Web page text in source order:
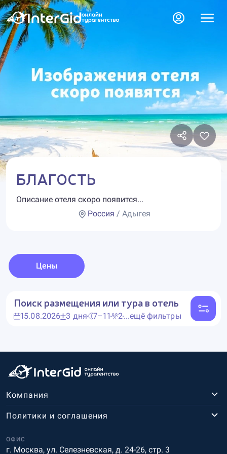
БЛАГОСТЬ
Описание отеля скоро появится...
Россия / Адыгея
Цены
Поиск размещения или тура в отель
15.08.2026 3 дня 7–11 2...ещё фильтры
Компания
ОФИС
г. Москва, ул. Селезневская, д. 24-26, стр. 3
Политики и соглашения